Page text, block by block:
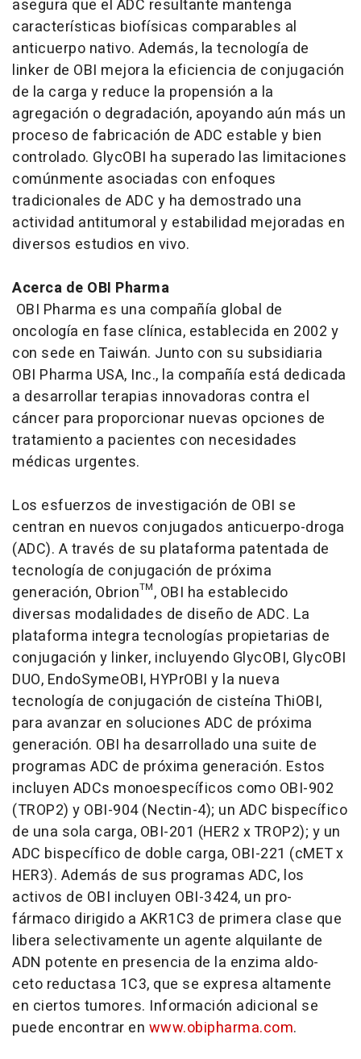
asegura que el ADC resultante mantenga
características biofísicas comparables al
anticuerpo nativo. Además, la tecnología de
linker de OBI mejora la eficiencia de conjugación
de la carga y reduce la propensión a la
agregación o degradación, apoyando aún más un
proceso de fabricación de ADC estable y bien
controlado. GlycOBI ha superado las limitaciones
comúnmente asociadas con enfoques
tradicionales de ADC y ha demostrado una
actividad antitumoral y estabilidad mejoradas en
diversos estudios en vivo.
Acerca de OBI Pharma
OBI Pharma es una compañía global de
oncología en fase clínica, establecida en 2002 y
con sede en Taiwán. Junto con su subsidiaria
OBI Pharma USA, Inc., la compañía está dedicada
a desarrollar terapias innovadoras contra el
cáncer para proporcionar nuevas opciones de
tratamiento a pacientes con necesidades
médicas urgentes.
Los esfuerzos de investigación de OBI se
centran en nuevos conjugados anticuerpo-droga
(ADC). A través de su plataforma patentada de
tecnología de conjugación de próxima
generación, Obrion™, OBI ha establecido
diversas modalidades de diseño de ADC. La
plataforma integra tecnologías propietarias de
conjugación y linker, incluyendo GlycOBI, GlycOBI
DUO, EndoSymeOBI, HYPrOBI y la nueva
tecnología de conjugación de cisteína ThiOBI,
para avanzar en soluciones ADC de próxima
generación. OBI ha desarrollado una suite de
programas ADC de próxima generación. Estos
incluyen ADCs monoespecíficos como OBI-902
(TROP2) y OBI-904 (Nectin-4); un ADC bispecífico
de una sola carga, OBI-201 (HER2 x TROP2); y un
ADC bispecífico de doble carga, OBI-221 (cMET x
HER3). Además de sus programas ADC, los
activos de OBI incluyen OBI-3424, un pro-
fármaco dirigido a AKR1C3 de primera clase que
libera selectivamente un agente alquilante de
ADN potente en presencia de la enzima aldo-
ceto reductasa 1C3, que se expresa altamente
en ciertos tumores. Información adicional se
puede encontrar en www.obipharma.com.